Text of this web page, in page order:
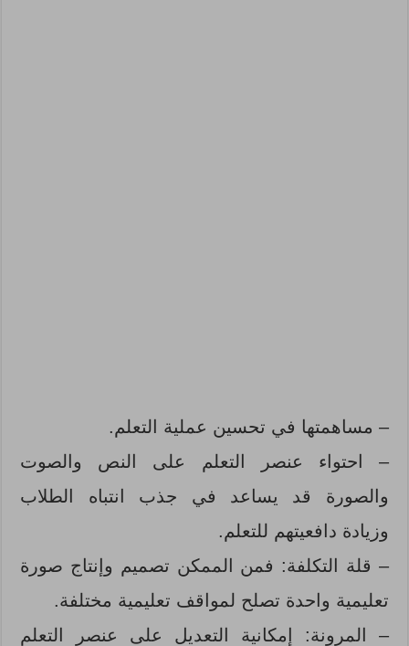
– مساهمتها في تحسين عملية التعلم.
– احتواء عنصر التعلم على النص والصوت
والصورة قد يساعد في جذب انتباه الطلاب
وزيادة دافعيتهم للتعلم.
– قلة التكلفة: فمن الممكن تصميم وإنتاج صورة
تعليمية واحدة تصلح لمواقف تعليمية مختلفة.
– المرونة: إمكانية التعديل على عنصر التعلم